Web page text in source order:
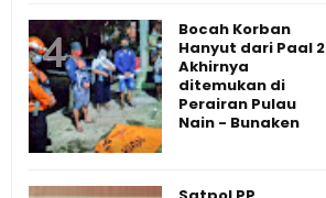
Bocah Korban
Hanyut dari Paal 2
Akhirnya
ditemukan di
Perairan Pulau
Nain - Bunaken